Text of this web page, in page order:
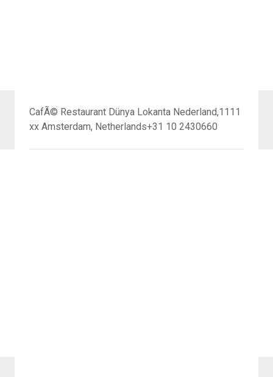
CafÃ© Restaurant Dünya Lokanta Nederland,1111
xx Amsterdam, Netherlands+31 10 2430660